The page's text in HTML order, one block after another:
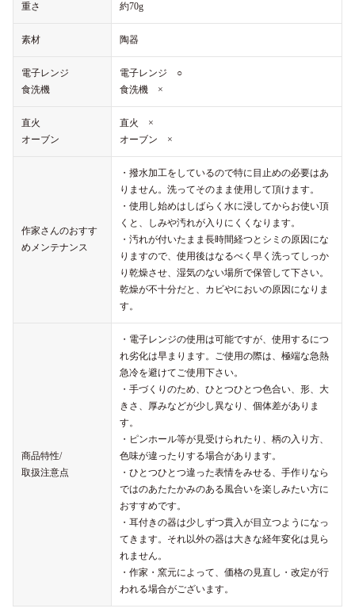
重さ 約70g
素材 陶器
電子レンジ
食洗機
電子レンジ ○
食洗機 ×
直火
オーブン
直火 ×
オーブン ×
作家さんのおすす
めメンテナンス
・撥水加工をしているので特に目止めの必要はあ
りません。洗ってそのまま使用して頂けます。
・使用し始めはしばらく水に浸してからお使い頂
くと、しみや汚れが入りにくくなります。
・汚れが付いたまま長時間経つとシミの原因にな
りますので、使用後はなるべく早く洗ってしっか
り乾燥させ、湿気のない場所で保管して下さい。
乾燥が不十分だと、カビやにおいの原因になりま
す。
商品特性/
取扱注意点
・電子レンジの使用は可能ですが、使用するにつ
れ劣化は早まります。ご使用の際は、極端な急熱
急冷を避けてご使用下さい。
・手づくりのため、ひとつひとつ色合い、形、大
きさ、厚みなどが少し異なり、個体差がありま
す。
・ピンホール等が見受けられたり、柄の入り方、
色味が違ったりする場合があります。
・ひとつひとつ違った表情をみせる、手作りなら
ではのあたたかみのある風合いを楽しみたい方に
おすすめです。
・耳付きの器は少しずつ貫入が目立つようになっ
てきます。それ以外の器は大きな経年変化は見ら
れません。
・作家・窯元によって、価格の見直し・改定が行
われる場合がございます。